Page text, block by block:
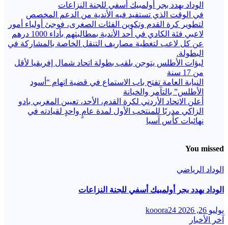
الوداد يهدد بجر أولمبيك أسفي للجنة النزاعات
في الوقت الذي تستفيد فيه الأندية من الدعم المخصص
لتطوير كرة القدم وتكوين الفئات الصغرى، فوجئ أولياء أمور
لاعبي فئة الكادي في أحد الأندية بمطالبتهم بأداء 1000 درهم
عن كل لاعب لتغطية مصاريف التنقل الخاصة بالمشاركة في
البطولة.
لبؤات الأطلس يتوجن بلقب بطولة اتحاد شمال إفريقيا لأقل
من 17 سنة
النيابة العامة تفتح باب الاستماع في قضية اتهام “أسود
الأطلس” بالتآمر والخيانة
أعلن الاتحاد الأردني لكرة القدم، الأحد، تعيين المغربي بادو
الزاكي مدربًا للمنتخب الأول لمدة عامٍ واحدٍ لقيادته ​في
نهائيات كأس آسيا
You missed
الوداد الرياضي
الوداد يهدد بجر أولمبيك أسفي للجنة النزاعات
يوليو 26, 2026
kooora24
آخر الأخبار